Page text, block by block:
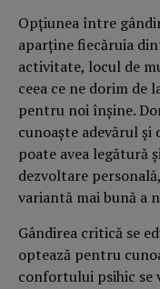
Opţiunea între
aparţine fiecăruia
activitate, locul de
ceea ce ne dorim de
pentru noi înşine.
cunoaşte adevărul şi
poate avea legătură
dezvoltare
variantă mai bună a
Gândirea critică se
optează pentru
confortului psihic se